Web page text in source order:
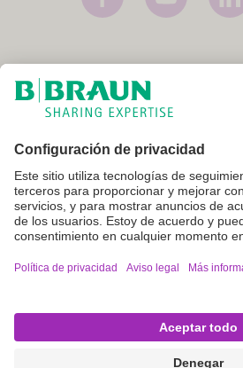
Imprint
Aviso legal y condiciones de uso
Política de privacidad
Configuración de cookies
​No todos los productos están registrados y
representante local para información y
Las imágenes del producto son solo de